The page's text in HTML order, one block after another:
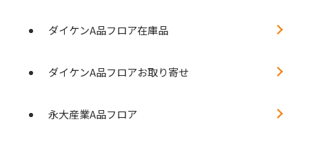
ダイケンA品フロア在庫品
ダイケンA品フロアお取り寄せ
永大産業A品フロア